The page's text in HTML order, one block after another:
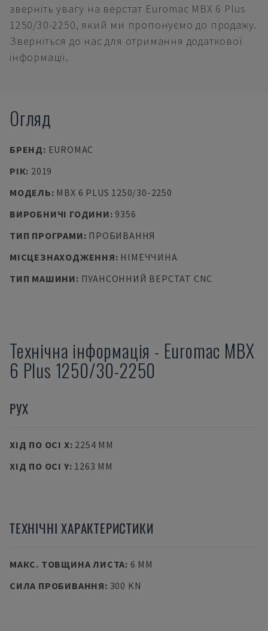
зверніть увагу на верстат Euromac MBX 6 Plus
1250/30-2250, який ми пропонуємо до продажу.
Зверніться до нас для отримання додаткової
інформації.
Огляд
БРЕНД: EUROMAC
РІК: 2019
МОДЕЛЬ: MBX 6 PLUS 1250/30-2250
ВИРОБНИЧІ ГОДИНИ: 9356
ТИП ПРОГРАМИ: ПРОБИВАННЯ
МІСЦЕЗНАХОДЖЕННЯ: НІМЕЧЧИНА
ТИП МАШИНИ: ПУАНСОННИЙ ВЕРСТАТ CNC
Технічна інформація - Euromac MBX
6 Plus 1250/30-2250
РУХ
ХІД ПО ОСІ X: 2254 MM
ХІД ПО ОСІ Y: 1263 MM
ТЕХНІЧНІ ХАРАКТЕРИСТИКИ
МАКС. ТОВЩИНА ЛИСТА: 6 MM
СИЛА ПРОБИВАННЯ: 300 KN